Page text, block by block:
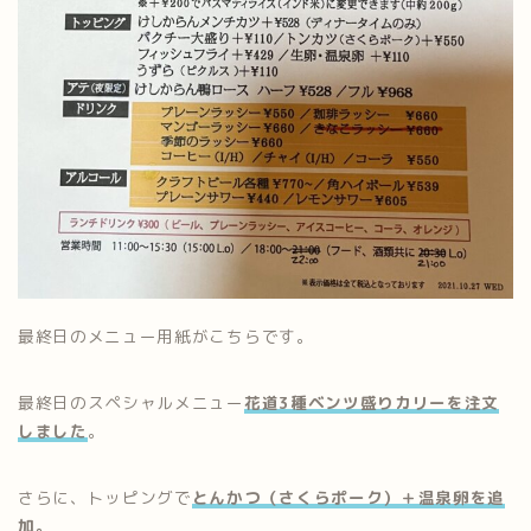
最終日のメニュー用紙がこちらです。
最終日のスペシャルメニュー花道3種ベンツ盛りカリーを注文
しました 。
さらに、トッピングで とんかつ（さくらポーク）＋温泉卵を追
加。